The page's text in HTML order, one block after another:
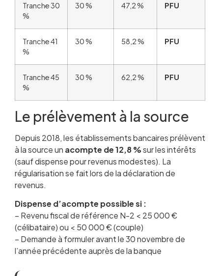
Tranche 30
%
30 % 47,2 % PFU
Tranche 41
%
30 % 58,2 % PFU
Tranche 45
%
30 % 62,2 % PFU
Le prélèvement à la source
Depuis 2018, les établissements bancaires prélèvent
à la source un acompte de 12,8 %sur les intérêts
(sauf dispense pour revenus modestes). La
régularisation se fait lors de la déclaration de
revenus.
Dispense d’acompte possible si :
– Revenu fiscal de référence N-2 < 25 000 €
(célibataire) ou < 50 000 € (couple)
– Demande à formuler avant le 30 novembre de
l’année précédente auprès de la banque